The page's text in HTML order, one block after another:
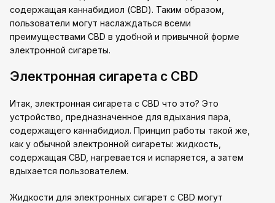
содержащая каннабидиол (CBD). Таким образом,
пользователи могут наслаждаться всеми
преимуществами CBD в удобной и привычной форме
электронной сигареты.
Электронная сигарета с CBD
Итак, электронная сигарета с CBD что это? Это
устройство, предназначенное для вдыхания пара,
содержащего каннабидиол. Принцип работы такой же,
как у обычной электронной сигареты: жидкость,
содержащая CBD, нагревается и испаряется, а затем
вдыхается пользователем.
Жидкости для электронных сигарет с CBD могут